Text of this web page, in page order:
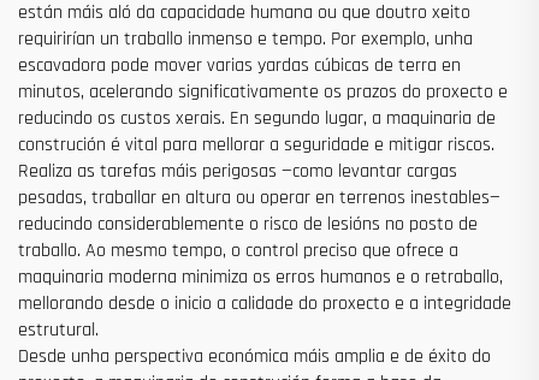
están máis aló da capacidade humana ou que doutro xeito
requirirían un traballo inmenso e tempo. Por exemplo, unha
escavadora pode mover varias yardas cúbicas de terra en
minutos, acelerando significativamente os prazos do proxecto e
reducindo os custos xerais. En segundo lugar, a maquinaria de
construción é vital para mellorar a seguridade e mitigar riscos.
Realiza as tarefas máis perigosas —como levantar cargas
pesadas, traballar en altura ou operar en terrenos inestables—
reducindo considerablemente o risco de lesións no posto de
traballo. Ao mesmo tempo, o control preciso que ofrece a
maquinaria moderna minimiza os erros humanos e o retraballo,
mellorando desde o inicio a calidade do proxecto e a integridade
estrutural.
Desde unha perspectiva económica máis amplia e de éxito do